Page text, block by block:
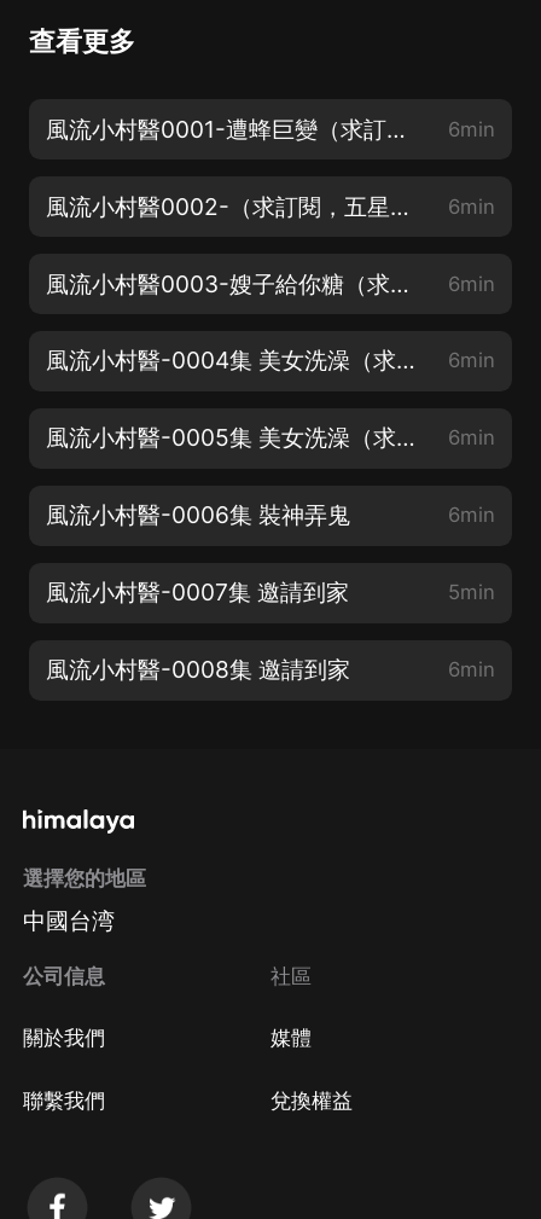
查看更多
風流小村醫0001-遭蜂巨變（求訂閱，五星好評，月票喲，參加福利活動詳見專輯海報） 6min
風流小村醫0002-（求訂閱，五星好評，月票喲，參加福利活動詳見專輯海報） 6min
風流小村醫0003-嫂子給你糖（求訂閱，五星好評，月票喲，參加福利活動詳見專輯海報） 6min
風流小村醫-0004集 美女洗澡（求訂閱，五星好評，月票喲，參加福利活動詳見專輯海報） 6min
風流小村醫-0005集 美女洗澡（求訂閱，五星好評，月票喲，參加福利活動詳見專輯海報） 6min
風流小村醫-0006集 裝神弄鬼 6min
風流小村醫-0007集 邀請到家 5min
風流小村醫-0008集 邀請到家 6min
選擇您的地區
中國台湾
公司信息
關於我們
聯繫我們
社區
媒體
兌換權益